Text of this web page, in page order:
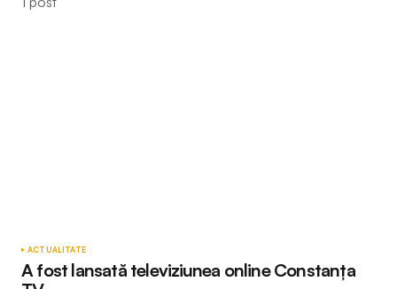
ACTUALITATE
A fost lansată televiziunea online Constanța